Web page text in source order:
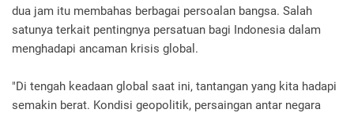
dua jam itu membahas berbagai persoalan bangsa. Salah
satunya terkait pentingnya persatuan bagi Indonesia dalam
menghadapi ancaman krisis global.
"Di tengah keadaan global saat ini, tantangan yang kita hadapi
semakin berat. Kondisi geopolitik, persaingan antar negara